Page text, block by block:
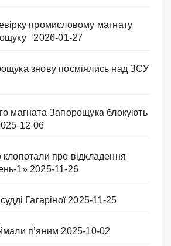
промисловому магнату
2026-01-27
знову посміялись над ЗСУ
магната Запорощука блокують
12-06
про відкладення
1» 2025-11-26
Гагаріної 2025-11-25
п’яним 2025-10-02